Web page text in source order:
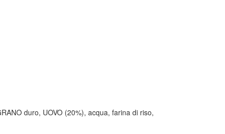
duro, UOVO (20%), acqua, farina di riso,